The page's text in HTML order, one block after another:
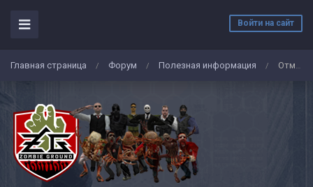
Войти на сайт
Главная страница / Форум / Полезная информация / Отмена номинирования карт